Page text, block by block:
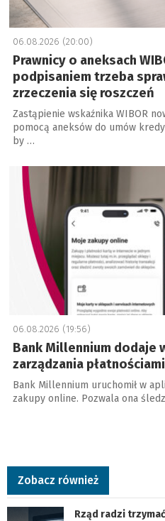
06.08.2026 (20:00)
Prawnicy o aneksach
podpisaniem trzeba
zrzeczenia się roszczeń
Zastąpienie wskaźnika WIBOR
pomocą aneksów do umów
by …
06.08.2026 (19:56)
Bank Millennium dodaje
zarządzania
Bank Millennium uruchomił w
zakupy online. Pozwala ona
Zobacz również
Rząd radzi